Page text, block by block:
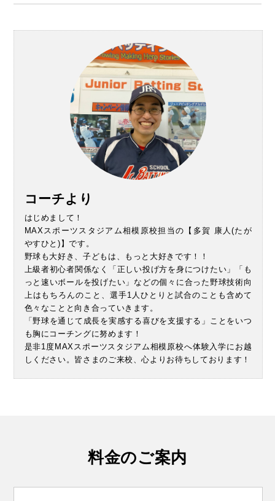
コーチより
はじめまして！
MAXスポーツスタジアム相模原校担当の【多賀 康人(たが
やすひと)】です。
野球も大好き、子どもは、もっと大好きです！！
上級者初心者関係なく「正しい投げ方を身につけたい」「も
っと速いボールを投げたい」などの個々に合った野球技術向
上はもちろんのこと、選手1人ひとりと試合のことも含めて
色々なことと向き合っていきます。
「野球を通じて成長を実感する喜びを支援する」ことをいつ
も胸にコーチングに努めます！
是非1度MAXスポーツスタジアム相模原校へ体験入学にお越
しください。皆さまのご来校、心よりお待ちしております！
料金のご案内